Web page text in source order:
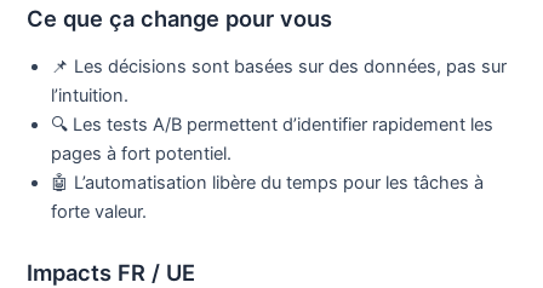
Ce que ça change pour vous
📌 Les décisions sont basées sur des données, pas sur
l’intuition.
🔍 Les tests A/B permettent d’identifier rapidement les
pages à fort potentiel.
🤖 L’automatisation libère du temps pour les tâches à
forte valeur.
Impacts FR / UE